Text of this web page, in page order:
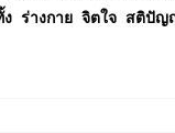
ร่างกาย จิตใจ สติปัญ